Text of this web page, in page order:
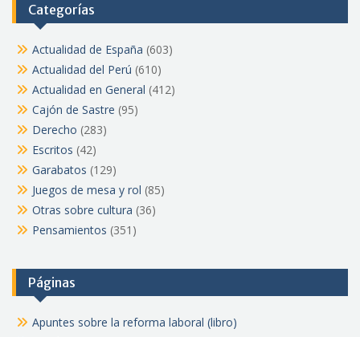
Categorías
Actualidad de España (603)
Actualidad del Perú (610)
Actualidad en General (412)
Cajón de Sastre (95)
Derecho (283)
Escritos (42)
Garabatos (129)
Juegos de mesa y rol (85)
Otras sobre cultura (36)
Pensamientos (351)
Páginas
Apuntes sobre la reforma laboral (libro)